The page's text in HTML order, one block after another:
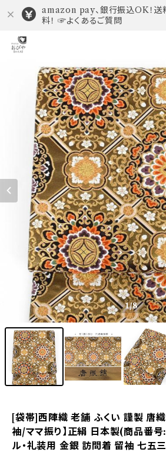
amazon pay、銀行振込OK！送
料！ ☞よくあるご質問
1/8
[袋帯]西陣織 老舗 ふくい 謹製 唐
袖/ママ振り】正絹 日本製(商品番
ル・礼装用 金銀 訪問着 留袖 七五